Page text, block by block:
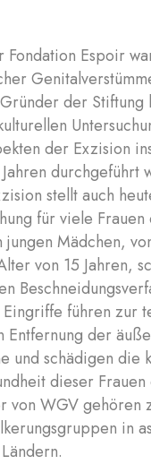
Fondation Espoir
der Stiftung
der Exzision
durchgeführt
stellt auch
für viele Frauen
jungen Mädchen,
von 15 Jahren,
führen zur
Entfernung der
und schädigen die
dieser
von WGV gehören
in